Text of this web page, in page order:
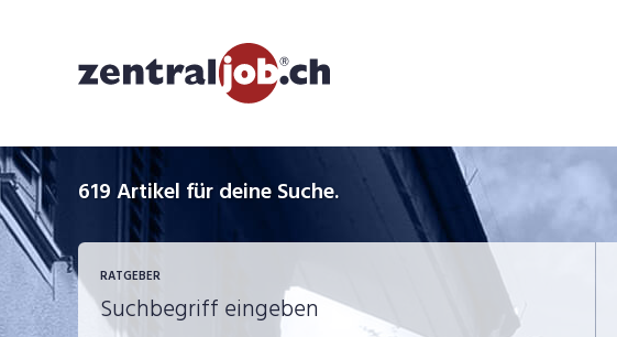
619Artikel für deine Suche.
RATGEBER